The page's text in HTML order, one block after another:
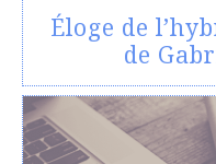
Éloge de
de